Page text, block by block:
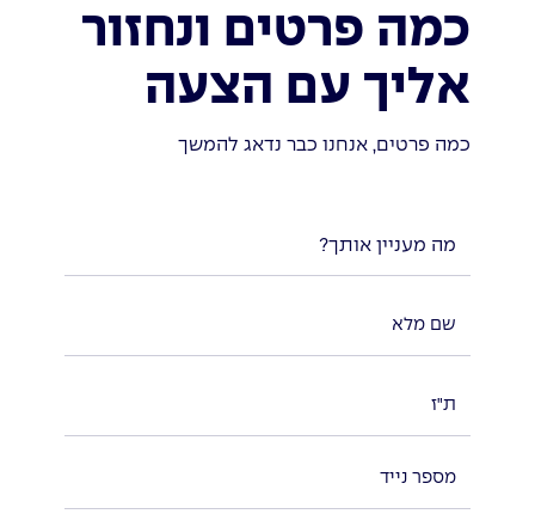
כמה פרטים ונחזור
אליך עם הצעה
כמה פרטים, אנחנו כבר נדאג להמשך
מה מעניין אותך?